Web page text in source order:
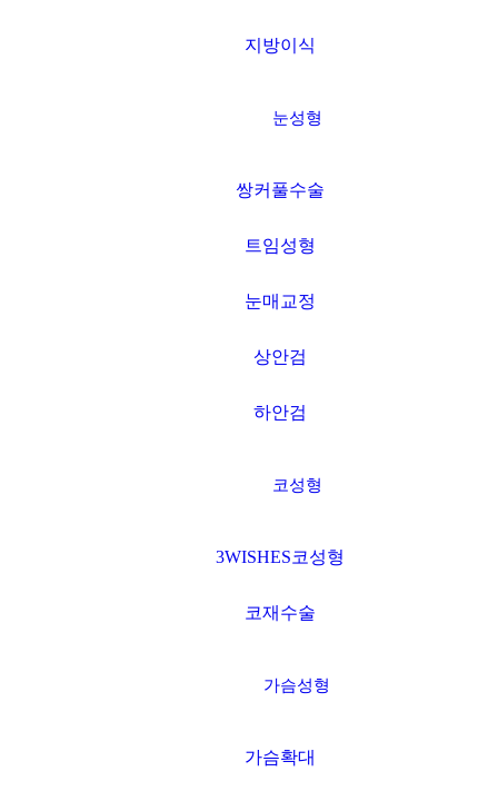
지방이식
눈성형
쌍커풀수술
트임성형
눈매교정
상안검
하안검
코성형
3WISHES코성형
코재수술
가슴성형
가슴확대